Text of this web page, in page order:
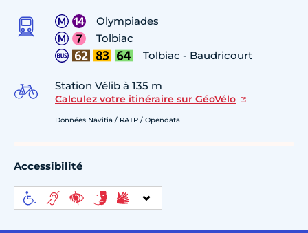
Olympiades
Tolbiac
Tolbiac - Baudricourt
Station Vélib à 135 m
Calculez votre itinéraire sur GéoVélo
Données Navitia / RATP / Opendata
Accessibilité